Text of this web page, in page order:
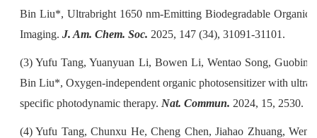
Bin Liu*, Ultrabright 1650 nm-Emitting Biodegradable Organic
Imaging. J. Am. Chem. Soc. 2025, 147 (34), 31091-31101.
(3) Yufu Tang, Yuanyuan Li, Bowen Li, Wentao Song, Guobin
Bin Liu*, Oxygen-independent organic photosensitizer with
specific photodynamic therapy. Nat. Commun. 2024, 15, 2530.
(4) Yufu Tang, Chunxu He, Cheng Chen, Jiahao Zhuang,